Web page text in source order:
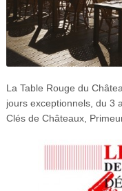
La Table Rouge du
jours exceptionnels, du 3
Clés de Châteaux,